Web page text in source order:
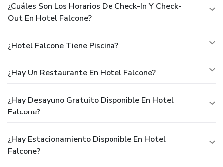
¿Cuáles Son Los Horarios De Check-In Y Check-
Out En Hotel Falcone?
¿Hotel Falcone Tiene Piscina?
¿Hay Un Restaurante En Hotel Falcone?
¿Hay Desayuno Gratuito Disponible En Hotel
Falcone?
¿Hay Estacionamiento Disponible En Hotel
Falcone?